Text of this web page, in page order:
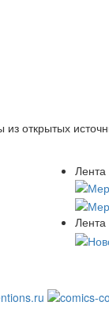
открытых
Лента